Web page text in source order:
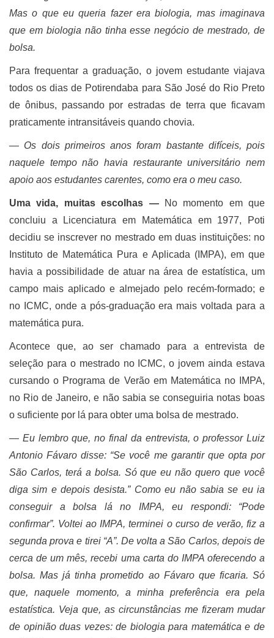
Mas o que eu queria fazer era biologia, mas imaginava
que em biologia não tinha esse negócio de mestrado, de
bolsa.
Para frequentar a graduação, o jovem estudante viajava
todos os dias de Potirendaba para São José do Rio Preto
de ônibus, passando por estradas de terra que ficavam
praticamente intransitáveis quando chovia.
― Os dois primeiros anos foram bastante difíceis, pois
naquele tempo não havia restaurante universitário nem
apoio aos estudantes carentes, como era o meu caso.
Uma vida, muitas escolhas ―
No momento em que
concluiu a Licenciatura em Matemática em 1977, Poti
decidiu se inscrever no mestrado em duas instituições: no
Instituto de Matemática Pura e Aplicada (IMPA), em que
havia a possibilidade de atuar na área de estatística, um
campo mais aplicado e almejado pelo recém-formado; e
no ICMC, onde a pós-graduação era mais voltada para a
matemática pura.
Acontece que, ao ser chamado para a entrevista de
seleção para o mestrado no ICMC, o jovem ainda estava
cursando o Programa de Verão em Matemática no IMPA,
no Rio de Janeiro, e não sabia se conseguiria notas boas
o suficiente por lá para obter uma bolsa de mestrado.
― Eu lembro que, no final da entrevista,o professor Luiz
Antonio Fávarodisse: “Se você me garantir que opta por
São Carlos, terá a bolsa. Só que eu não quero que você
diga sim e depois desista.” Como eu não sabia se eu ia
conseguir a bolsa lá no IMPA, eu respondi: “Pode
confirmar”. Voltei ao IMPA, terminei o curso de verão, fiz a
segunda prova e tirei “A”. De volta a São Carlos, depois de
cerca de um mês, recebi uma carta do IMPA oferecendo a
bolsa. Mas já tinha prometido ao Fávaro que ficaria. Só
que, naquele momento, a minha preferência era pela
estatística. Veja que, as circunstâncias me fizeram mudar
de opinião duas vezes: de biologia para matemática e de